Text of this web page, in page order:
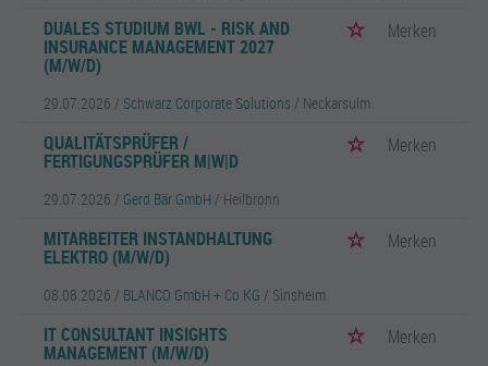
DUALES STUDIUM BWL - RISK AND
INSURANCE MANAGEMENT 2027
(M/W/D)
Merken
29.07.2026 / Schwarz Corporate Solutions / Neckarsulm
QUALITÄTSPRÜFER /
FERTIGUNGSPRÜFER M|W|D
Merken
29.07.2026 / Gerd Bär GmbH / Heilbronn
MITARBEITER INSTANDHALTUNG
ELEKTRO (M/W/D)
Merken
08.08.2026 / BLANCO GmbH + Co KG / Sinsheim
IT CONSULTANT INSIGHTS
MANAGEMENT (M/W/D)
Merken